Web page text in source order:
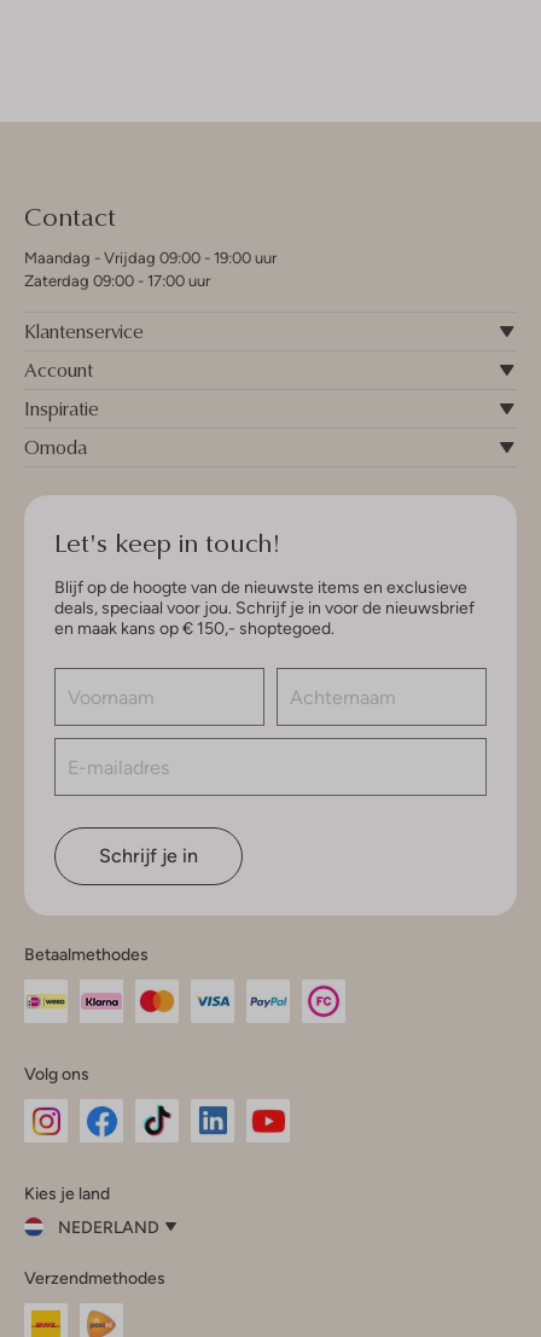
Contact
Maandag - Vrijdag 09:00 - 19:00 uur
Zaterdag 09:00 - 17:00 uur
Klantenservice
Account
Inspiratie
Omoda
Let's keep in touch!
Blijf op de hoogte van de nieuwste items en exclusieve
deals, speciaal voor jou. Schrijf je in voor de nieuwsbrief
en maak kans op € 150,- shoptegoed.
Schrijf je in
Betaalmethodes
Volg ons
InstagramFacebook
Kies je land
NEDERLAND
je
land
Verzendmethodes